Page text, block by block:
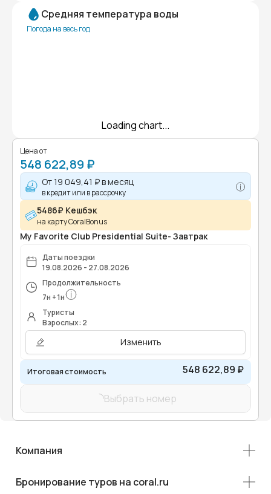
Средняя температура воды
Погода на весь год
Loading chart...
Цена от
548 622,89 ₽
От19 049,41 ₽в месяц
в кредит или в рассрочку
5486₽ Кешбэк
на карту CoralBonus
My Favorite Club Presidential Suite- Завтрак
Даты поездки
19.08.2026 - 27.08.2026
Продолжительность
7н +1н
Туристы
Взрослых: 2
Изменить
Итоговая стоимость 548 622,89 ₽
Выбрать номер
Компания
Бронирование туров на coral.ru